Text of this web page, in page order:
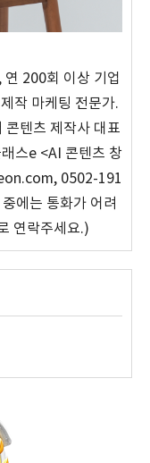
200회 이상 기업
작 마케팅 전문가.
콘텐츠 제작사 대표
스e <AI 콘텐츠 창
0502-191
에는 통화가 어려
연락주세요.)